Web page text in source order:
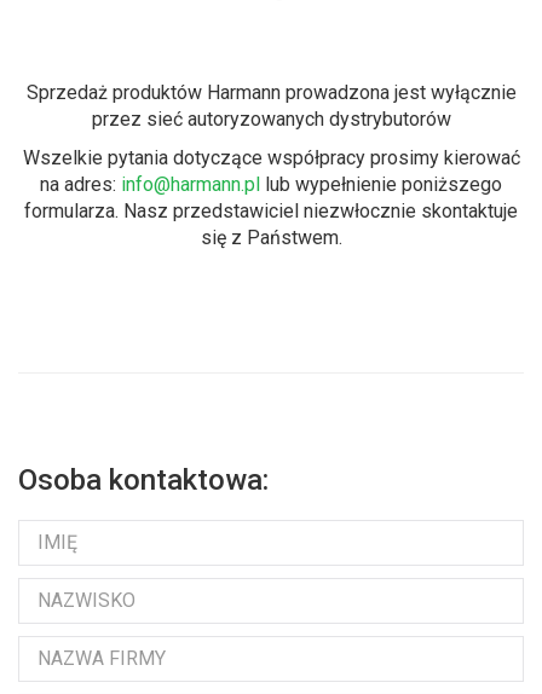
Sprzedaż produktów Harmann prowadzona jest wyłącznie
przez sieć autoryzowanych dystrybutorów
Wszelkie pytania dotyczące współpracy prosimy kierować
na adres: info@harmann.pl lub wypełnienie poniższego
formularza. Nasz przedstawiciel niezwłocznie skontaktuje
się z Państwem.
Osoba kontaktowa: